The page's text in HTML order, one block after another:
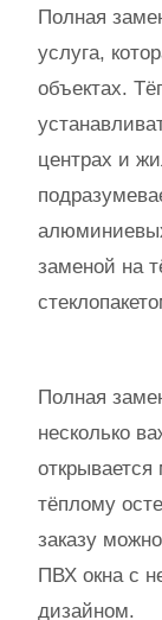
Полная
услуга,
объектах.
центрах и
заменой на
Полная
несколько
тёплому
заказу
ПВХ окна с
дизайном.